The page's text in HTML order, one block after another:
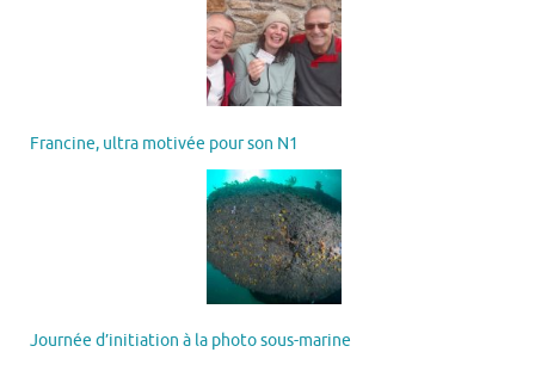
Francine, ultra motivée pour son N1
Journée d’initiation à la photo sous-marine